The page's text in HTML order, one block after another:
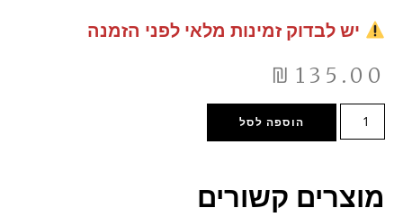
יש לבדוק זמינות מלאי לפני הזמנה
₪ 135.00
הוספה לסל
מוצרים קשורים